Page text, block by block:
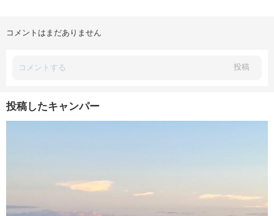
コメントはまだありません
投稿
投稿したキャンパー